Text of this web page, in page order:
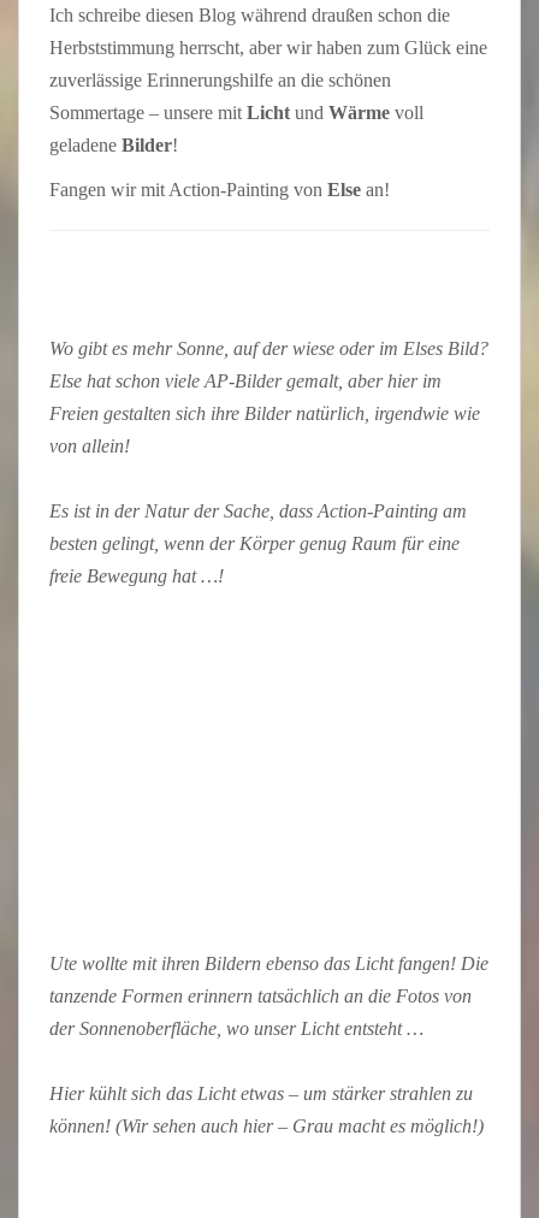
Ich schreibe diesen Blog während draußen schon die
Herbststimmung herrscht, aber wir haben zum Glück eine
zuverlässige Erinnerungshilfe an die schönen
Sommertage – unsere mit Licht und Wärme voll
geladene Bilder!
Fangen wir mit Action-Painting von Else an!
Wo gibt es mehr Sonne, auf der wiese oder im Elses Bild?
Else hat schon viele AP-Bilder gemalt, aber hier im
Freien gestalten sich ihre Bilder natürlich, irgendwie wie
von allein!
Es ist in der Natur der Sache, dass Action-Painting am
besten gelingt, wenn der Körper genug Raum für eine
freie Bewegung hat …!
Ute wollte mit ihren Bildern ebenso das Licht fangen! Die
tanzende Formen erinnern tatsächlich an die Fotos von
der Sonnenoberfläche, wo unser Licht entsteht …
Hier kühlt sich das Licht etwas – um stärker strahlen zu
können! (Wir sehen auch hier – Grau macht es möglich!)